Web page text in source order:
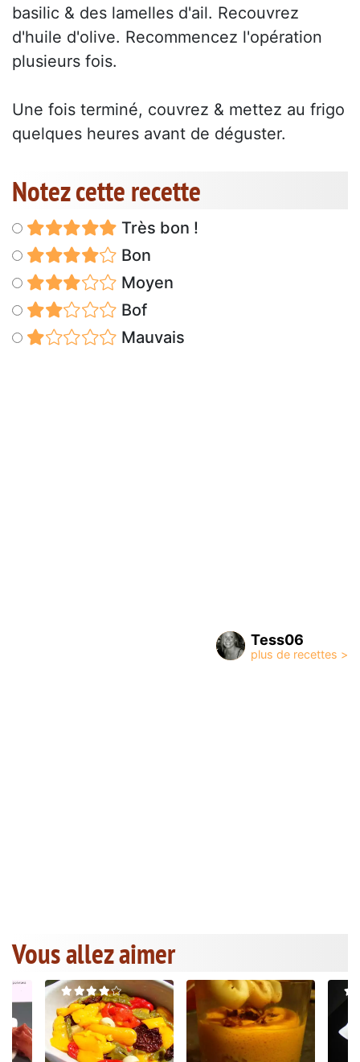
basilic & des lamelles d'ail. Recouvrez
d'huile d'olive. Recommencez l'opération
plusieurs fois.
Une fois terminé, couvrez & mettez au frigo
quelques heures avant de déguster.
Notez cette recette
Très bon !
Bon
Moyen
Bof
Mauvais
Tess06
Vous allez aimer